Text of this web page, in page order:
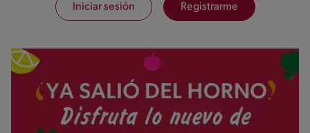
Iniciar sesión Registrarme